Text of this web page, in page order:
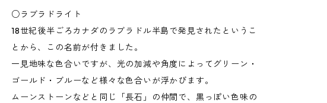
○ラブラドライト
18世紀後半ごろカナダのラブラドル半島で発見されたというこ
とから、この名前が付きました。
一見地味な色合いですが、光の加減や角度によってグリーン・
ゴールド・ブルーなど様々な色合いが浮かびます。
ムーンストーンなどと同じ「長石」の仲間で、黒っぽい色味の